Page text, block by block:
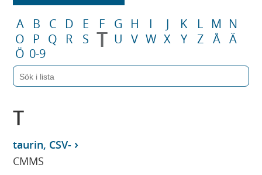
A B C D E F G H I J K L M N
O
P Q R S T U V W X Y Z Å Ä
Ö 0-9
T
taurin, CSV-
CMMS